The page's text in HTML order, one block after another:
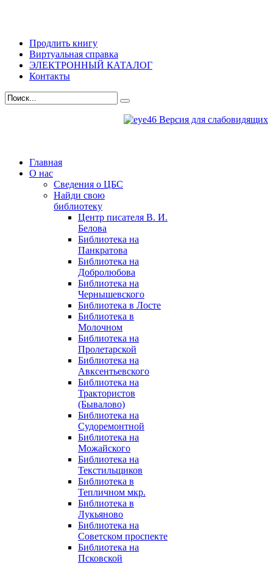
Продлить книгу
Виртуальная справка
ЭЛЕКТРОННЫЙ КАТАЛОГ
Контакты
Версия для слабовидящих
Главная
О нас
Сведения о ЦБС
Найди свою
библиотеку
Центр писателя В. И.
Белова
Библиотека на
Панкратова
Библиотека на
Добролюбова
Библиотека на
Чернышевского
Библиотека в Лосте
Библиотека в
Молочном
Библиотека на
Пролетарской
Библиотека на
Авксентьевского
Библиотека на
Трактористов
(Бывалово)
Библиотека на
Судоремонтной
Библиотека на
Можайского
Библиотека на
Текстильщиков
Библиотека в
Тепличном мкр.
Библиотека в
Лукьяново
Библиотека на
Советском проспекте
Библиотека на
Псковской